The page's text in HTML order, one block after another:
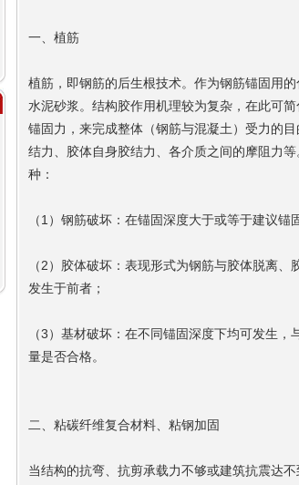
一、植筋
植筋，即钢筋的后生根技术。作为钢筋锚固用
水泥砂浆。结构胶作用机理较为复杂，在此可
锚固力，来完成整体（钢筋与混凝土）受力的
结力、胶体自身胶结力、各介质之间的摩阻力
种：
（1）钢筋破坏：在锚固深度大于或等于建议锚
（2）胶体破坏：表现形式为钢筋与胶体脱离
发生于前者；
（3）基材破坏：在不同锚固深度下均可发生
量是否合格。
二、粘碳纤维复合材料、粘钢加固
当结构的抗弯、抗剪承载力不够或建筑抗震达